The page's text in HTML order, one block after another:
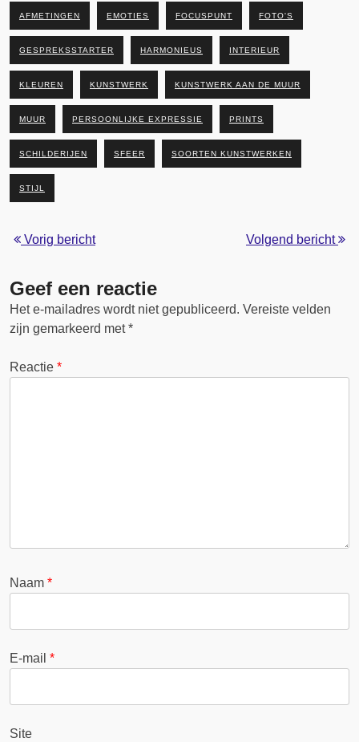
AFMETINGEN EMOTIES FOCUSPUNT FOTO'S
GESPREKSSTARTER HARMONIEUS INTERIEUR
KLEUREN KUNSTWERK KUNSTWERK AAN DE MUUR
MUUR PERSOONLIJKE EXPRESSIE PRINTS
SCHILDERIJEN SFEER SOORTEN KUNSTWERKEN
STIJL
Vorig bericht Volgend bericht
Geef een reactie
Het e-mailadres wordt niet gepubliceerd. Vereiste velden
zijn gemarkeerd met*
Reactie *
Naam *
E-mail *
Site